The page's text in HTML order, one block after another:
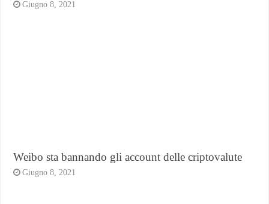
Giugno 8, 2021
Weibo sta bannando gli account delle criptovalute
Giugno 8, 2021